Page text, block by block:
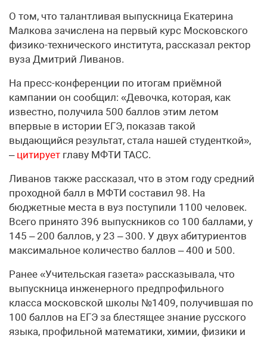
О том, что талантливая выпускница Екатерина
Малкова зачислена на первый курс Московского
физико-технического института, рассказал ректор
вуза Дмитрий Ливанов.
На пресс-конференции по итогам приёмной
кампании он сообщил: «Девочка, которая, как
известно, получила 500 баллов этим летом
впервые в истории ЕГЭ, показав такой
выдающийся результат, стала нашей студенткой»,
– цитирует главу МФТИ ТАСС.
Ливанов также рассказал, что в этом году средний
проходной балл в МФТИ составил 98. На
бюджетные места в вуз поступили 1100 человек.
Всего принято 396 выпускников со 100 баллами, у
145 – 200 баллов, у 23 – 300. У двух абитуриентов
максимальное количество баллов – 400 и 500.
Ранее «Учительская газета» рассказывала, что
выпускница инженерного предпрофильного
класса московской школы №1409, получившая по
100 баллов на ЕГЭ за блестящее знание русского
языка, профильной математики, химии, физики и